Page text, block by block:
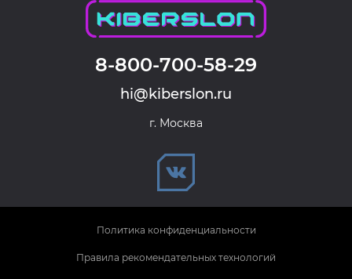
8-800-700-58-29
hi@kiberslon.ru
г. Москва
Политика конфиденциальности
Правила рекомендательных технологий